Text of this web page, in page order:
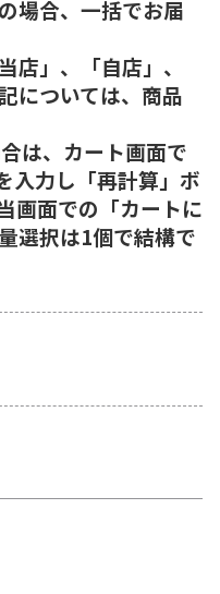
場合、一括でお届
」、「自店」、
については、商品
は、カート画面で
入力し「再計算」ボ
画面での「カートに
選択は1個で結構で